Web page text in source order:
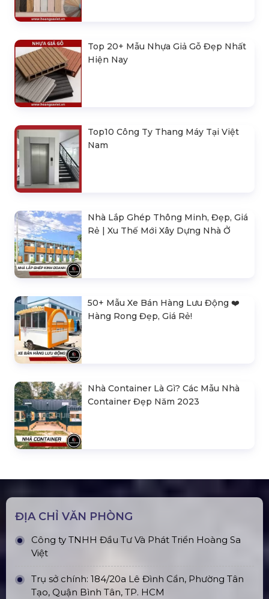
Top 20+ Mẫu Nhựa Giả Gỗ Đẹp Nhất
Hiện Nay
Top10 Công Ty Thang Máy Tại Việt
Nam
Nhà Lắp Ghép Thông Minh, Đẹp, Giá
Rẻ | Xu Thế Mới Xây Dựng Nhà Ở
50+ Mẫu Xe Bán Hàng Lưu Động ❤️️
Hàng Rong Đẹp, Giá Rẻ!
Nhà Container Là Gì? Các Mẫu Nhà
Container Đẹp Năm 2023
ĐỊA CHỈ VĂN PHÒNG
Công ty TNHH Đầu Tư Và Phát Triển Hoàng Sa
Việt
Trụ sở chính: 184/20a Lê Đình Cẩn, Phường Tân
Tạo, Quận Bình Tân, TP. HCM